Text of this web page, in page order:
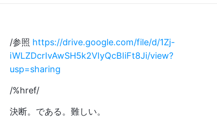
/参照 https://drive.google.com/file/d/1Zj-
iWLZDcrIvAwSH5k2VIyQcBIiFt8Ji/view?
usp=sharing
/%href/
決断。である。難しい。